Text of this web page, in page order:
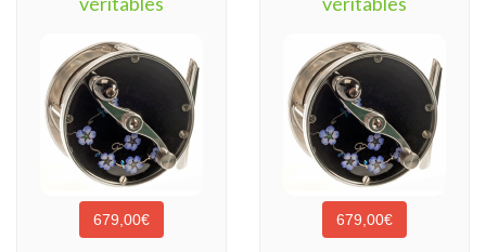
679,00€ 679,00€